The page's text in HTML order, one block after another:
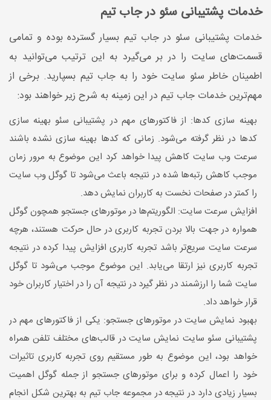
خدمات پشتیبانی سئو در جاب تیم
خدمات پشتیبانی سئو در جاب تیم بسیار گسترده بوده و تمامی
قسمت‌های سایت را در بر می‌گیرد به این ترتیب می‌توانید به
اطمینان خاطر سئو سایت خود را به جاب تیم بسپارید. برخی از
مهم‌ترین خدمات جاب تیم در این زمینه به شرح زیر خواهند بود:
بهینه سازی کدها: از فاکتورهای مهم در پشتیبانی سئو بهینه سازی
کدها در نظر گرفته می‌شود. زمانی که کدها بهینه سازی نشده باشند
سرعت وب سایت کاهش پیدا خواهد کرد این موضوع به مرور زمان
موجب کاهش رتبه‌ها شده در نتیجه باعث می‌شود تا گوگل وب سایت
را کمتر در صفحات نخست به کاربران نمایش دهد.
افزایش سرعت سایت: الگوریتم‌ها در موتورهای جستجو همچون گوگل
همواره در جهت بالا بردن تجربه کاربری در حال حرکت هستند، هرچه
سرعت سایت سریع‌تر باشد تجربه کاربری افزایش پیدا کرده در نتیجه
تجربه کاربری نیز ارتقا می‌یابد. این موضوع موجب می‌شود تا گوگل
سایت شما را ارزشمند در نظر گیرد در نتیجه آن را در اختیار کاربران خود
قرار خواهد داد.
بهبود نمایش سایت در موتورهای جستجو: یکی از فاکتورهای مهم در
پشتیبانی سئو سایت نمایش سایت در قالب‌های مختلف تلفن همراه
خواهد بود، این موضوع به طور مستقیم روی تجربه کاربری تاثیرات
خود را اعمال کرده و برای موتورهای جستجو از جمله گوگل اهمیت
بسیار زیادی دارد در نتیجه در مجموعه جاب تیم به بهترین شکل انجام